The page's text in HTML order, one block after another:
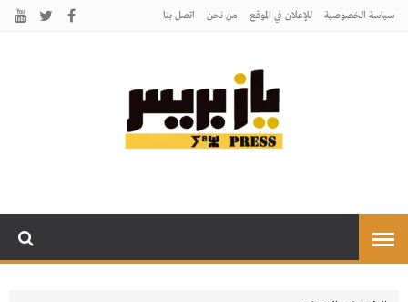
سياسة الخصوصية للإعلان في الموقع من نحن اتصل بنـا